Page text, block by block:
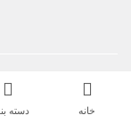
خانه دسته
مشاهده